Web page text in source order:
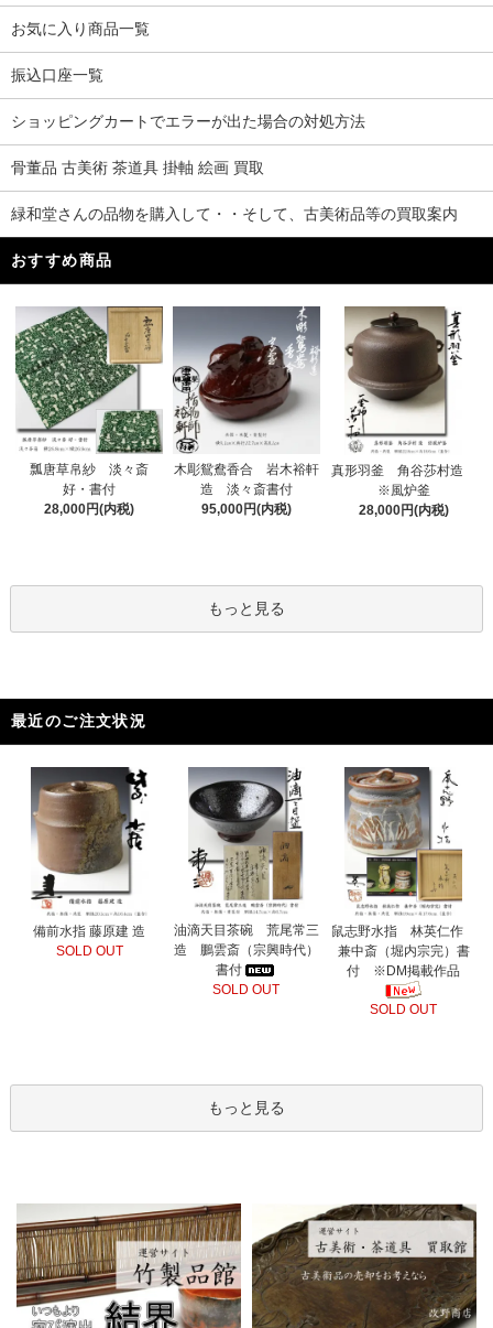
お気に入り商品一覧
振込口座一覧
ショッピングカートでエラーが出た場合の対処方法
骨董品 古美術 茶道具 掛軸 絵画 買取
緑和堂さんの品物を購入して・・そして、古美術品等の買取案内
おすすめ商品
瓢唐草帛紗 淡々斎
好・書付
28,000円(内税)
木彫鴛鴦香合 岩木裕軒
造 淡々斎書付
95,000円(内税)
真形羽釜 角谷莎村造
※風炉釜
28,000円(内税)
もっと見る
最近のご注文状況
備前水指 藤原建 造
SOLD OUT
油滴天目茶碗 荒尾常三
造 鵬雲斎（宗興時代）
書付
SOLD OUT
鼠志野水指 林英仁作
兼中斎（堀内宗完）書
付 ※DM掲載作品
SOLD OUT
もっと見る